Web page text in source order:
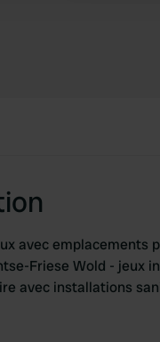
avec emplacements
Friese Wold - jeux
avec installations